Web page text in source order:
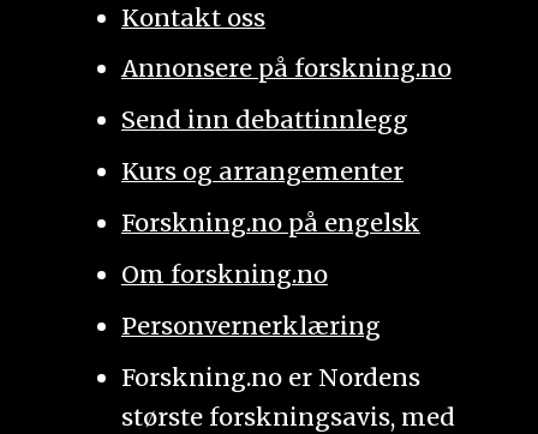
Kontakt oss
Annonsere på forskning.no
Send inn debattinnlegg
Kurs og arrangementer
Forskning.no på engelsk
Om forskning.no
Personvernerklæring
Forskning.no er Nordens
største forskningsavis, med